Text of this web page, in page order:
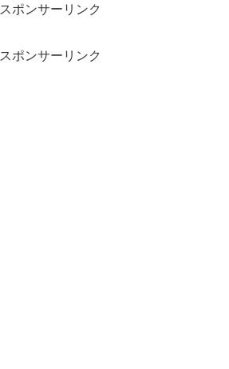
スポンサーリンク
スポンサーリンク